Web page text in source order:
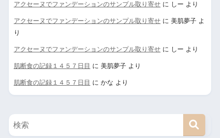
アクセーヌでファンデーションのサンプル取り寄せに しー より
アクセーヌでファンデーションのサンプル取り寄せに 美肌夢子よ
り
アクセーヌでファンデーションのサンプル取り寄せに しー より
肌断食の記録１４５７日目 に 美肌夢子より
肌断食の記録１４５７日目 に かな より